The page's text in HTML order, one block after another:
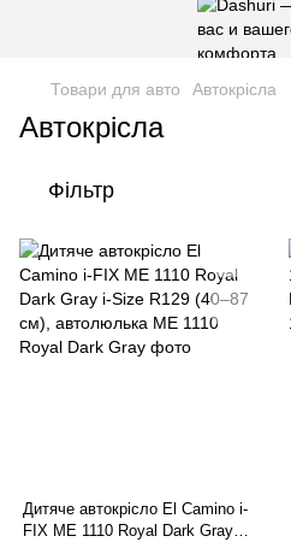
Товари для авто Автокрісла
Автокрісла
Фільтр
Дитяче автокрісло El Camino i-
FIX ME 1110 Royal Dark Gray i-